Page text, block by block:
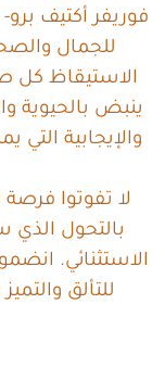
فوريفر أكتيف
للجمال
الاستيقاظ كل
ينبض بالحيوية
والإيجابية التي
لا تفوتوا
بالتحول
الاستثنائي.
للتألق